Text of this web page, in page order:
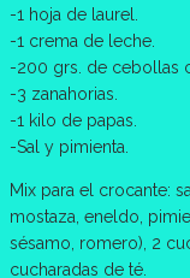
-1 hoja de laurel.
-1 crema de leche.
-200 grs. de cebollas
-3 zanahorias.
-1 kilo de papas.
-Sal y pimienta.
Mix para el crocante:
mostaza, eneldo,
sésamo, romero), 2
cucharadas de té.